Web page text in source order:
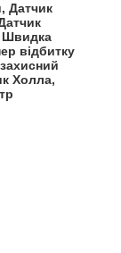
Датчик
Швидка
відбитку
Холла,